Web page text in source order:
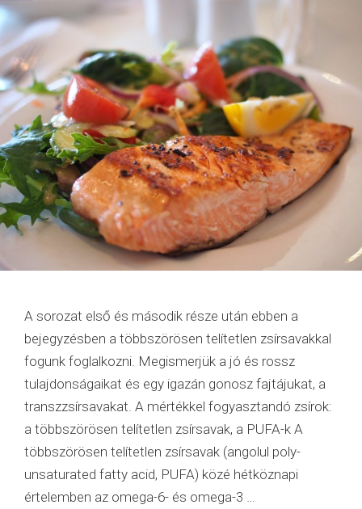
A sorozat első és második része után ebben a
bejegyzésben a többszörösen telítetlen zsírsavakkal
fogunk foglalkozni. Megismerjük a jó és rossz
tulajdonságaikat és egy igazán gonosz fajtájukat, a
transzzsírsavakat. A mértékkel fogyasztandó zsírok:
a többszörösen telítetlen zsírsavak, a PUFA-k A
többszörösen telítetlen zsírsavak (angolul poly-
unsaturated fatty acid, PUFA) közé hétköznapi
értelemben az omega-6- és omega-3 …